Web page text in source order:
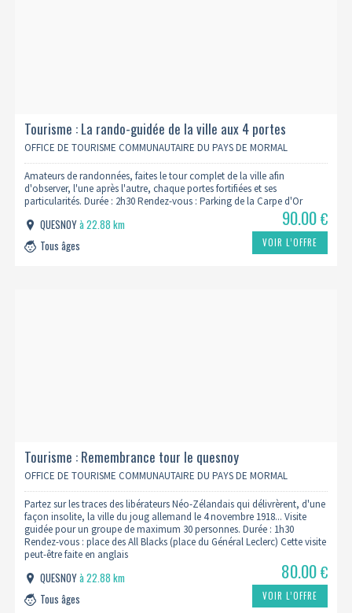
Tourisme : La rando-guidée de la ville aux 4 portes
OFFICE DE TOURISME COMMUNAUTAIRE DU PAYS DE MORMAL
Amateurs de randonnées, faites le tour complet de la ville afin
d'observer, l'une après l'autre, chaque portes fortifiées et ses
particularités. Durée : 2h30 Rendez-vous : Parking de la Carpe d'Or
QUESNOYà 22.88 km
Tous âges
90.00€
VOIR L’OFFRE
Tourisme : Remembrance tour le quesnoy
OFFICE DE TOURISME COMMUNAUTAIRE DU PAYS DE MORMAL
Partez sur les traces des libérateurs Néo-Zélandais qui délivrèrent, d'une
façon insolite, la ville du joug allemand le 4 novembre 1918... Visite
guidée pour un groupe de maximum 30 personnes. Durée : 1h30
Rendez-vous : place des All Blacks (place du Général Leclerc) Cette visite
peut-être faite en anglais
QUESNOYà 22.88 km
Tous âges
80.00€
VOIR L’OFFRE